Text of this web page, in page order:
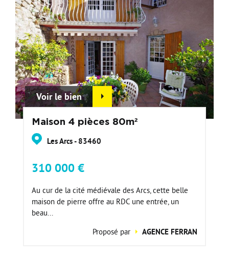
Voir le bien
Maison 4 pièces 80m²
Les Arcs - 83460
310 000 €
Au cur de la cité médiévale des Arcs, cette belle
maison de pierre offre au RDC une entrée, un
beau...
Proposé par
AGENCE FERRAN